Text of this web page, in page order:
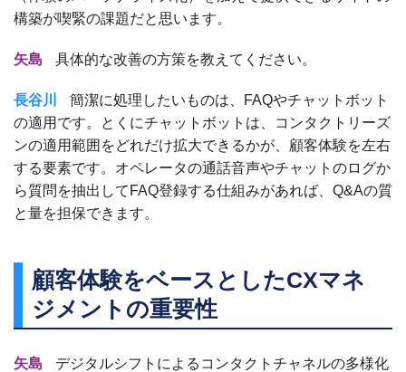
構築が喫緊の課題だと思います。
矢島 具体的な改善の方策を教えてください。
長谷川
簡潔に処理したいものは、FAQやチャットボット
の適用です。とくにチャットボットは、コンタクトリーズ
ンの適用範囲をどれだけ拡大できるかが、顧客体験を左右
する要素です。オペレータの通話音声やチャットのログか
ら質問を抽出してFAQ登録する仕組みがあれば、Q&Aの質
と量を担保できます。
顧客体験をベースとしたCXマネ
ジメントの重要性
矢島
デジタルシフトによるコンタクトチャネルの多様化